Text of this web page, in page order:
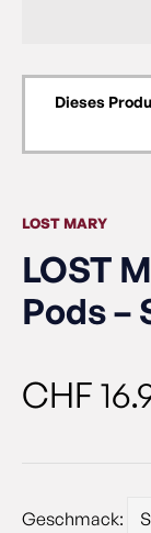
Dieses
LOST MARY
LOST
Pods –
CHF
Geschmack: